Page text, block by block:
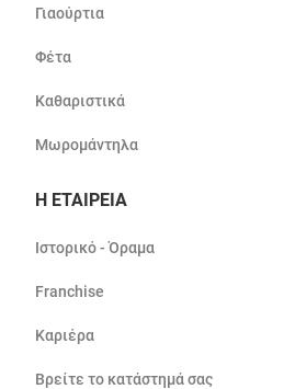
Γιαούρτια
Φέτα
Καθαριστικά
Μωρομάντηλα
Η ΕΤΑΙΡΕΙΑ
Ιστορικό - Όραμα
Franchise
Καριέρα
Βρείτε το κατάστημά σας